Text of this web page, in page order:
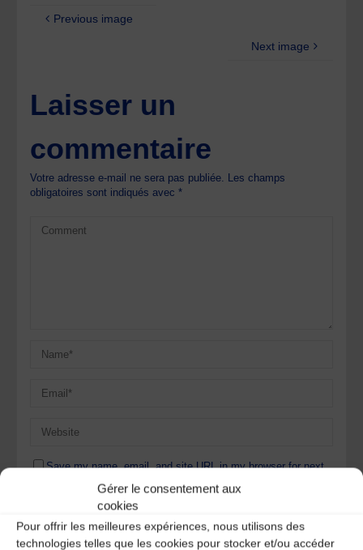
Gérer le consentement aux
cookies
Pour offrir les meilleures expériences, nous utilisons des
technologies telles que les cookies pour stocker et/ou accéder
Previous image
Next image
Laisser un
commentaire
Votre adresse e-mail ne sera pas publiée. Les champs
obligatoires sont indiqués avec*
Save my name, email, and site URL in my browser for next
time I post a comment.
Ce site utilise Akismet pour réduire les indésirables.En